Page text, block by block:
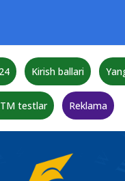
Kirish ballari
testlar Reklama